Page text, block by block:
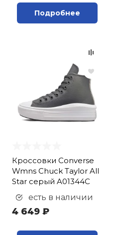
Подробнее
Кроссовки Converse
Wmns Chuck Taylor All
Star серый A01344C
есть в наличии
4 649 ₽